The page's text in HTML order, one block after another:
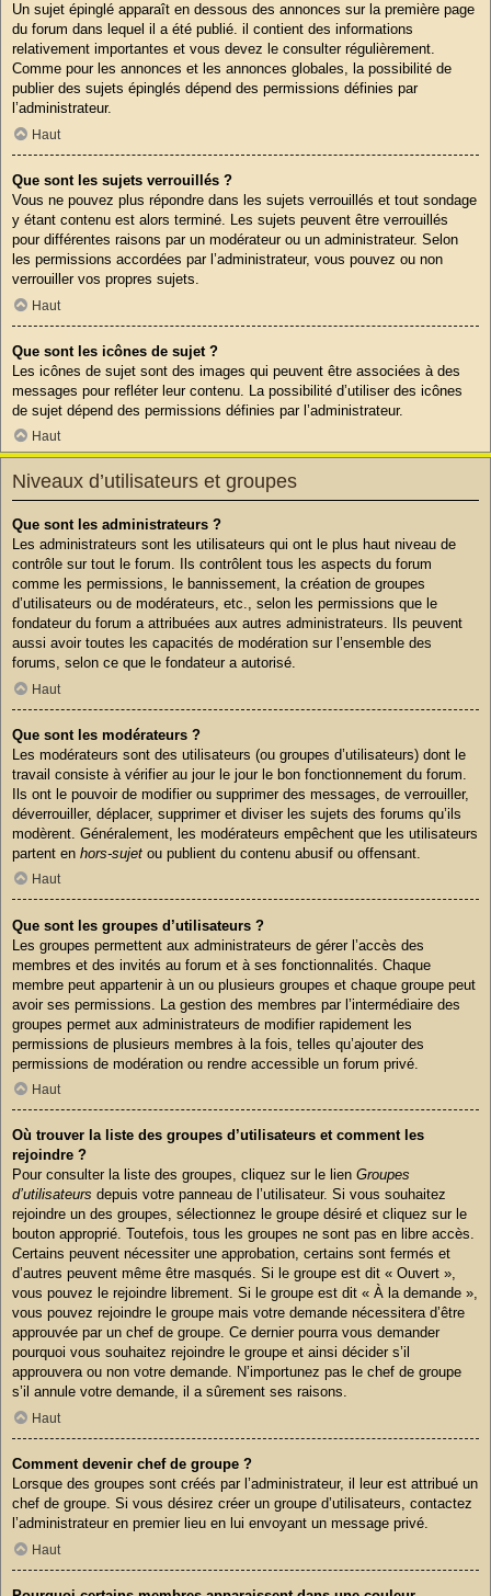
Un sujet épinglé apparaît en dessous des annonces sur la première page
du forum dans lequel il a été publié. il contient des informations
relativement importantes et vous devez le consulter régulièrement.
Comme pour les annonces et les annonces globales, la possibilité de
publier des sujets épinglés dépend des permissions définies par
l’administrateur.
Haut
Que sont les sujets verrouillés ?
Vous ne pouvez plus répondre dans les sujets verrouillés et tout sondage
y étant contenu est alors terminé. Les sujets peuvent être verrouillés
pour différentes raisons par un modérateur ou un administrateur. Selon
les permissions accordées par l’administrateur, vous pouvez ou non
verrouiller vos propres sujets.
Haut
Que sont les icônes de sujet ?
Les icônes de sujet sont des images qui peuvent être associées à des
messages pour refléter leur contenu. La possibilité d’utiliser des icônes
de sujet dépend des permissions définies par l’administrateur.
Haut
Niveaux d’utilisateurs et groupes
Que sont les administrateurs ?
Les administrateurs sont les utilisateurs qui ont le plus haut niveau de
contrôle sur tout le forum. Ils contrôlent tous les aspects du forum
comme les permissions, le bannissement, la création de groupes
d’utilisateurs ou de modérateurs, etc., selon les permissions que le
fondateur du forum a attribuées aux autres administrateurs. Ils peuvent
aussi avoir toutes les capacités de modération sur l’ensemble des
forums, selon ce que le fondateur a autorisé.
Haut
Que sont les modérateurs ?
Les modérateurs sont des utilisateurs (ou groupes d’utilisateurs) dont le
travail consiste à vérifier au jour le jour le bon fonctionnement du forum.
Ils ont le pouvoir de modifier ou supprimer des messages, de verrouiller,
déverrouiller, déplacer, supprimer et diviser les sujets des forums qu’ils
modèrent. Généralement, les modérateurs empêchent que les utilisateurs
partent en hors-sujet ou publient du contenu abusif ou offensant.
Haut
Que sont les groupes d’utilisateurs ?
Les groupes permettent aux administrateurs de gérer l’accès des
membres et des invités au forum et à ses fonctionnalités. Chaque
membre peut appartenir à un ou plusieurs groupes et chaque groupe peut
avoir ses permissions. La gestion des membres par l’intermédiaire des
groupes permet aux administrateurs de modifier rapidement les
permissions de plusieurs membres à la fois, telles qu’ajouter des
permissions de modération ou rendre accessible un forum privé.
Haut
Où trouver la liste des groupes d’utilisateurs et comment les
rejoindre ?
Pour consulter la liste des groupes, cliquez sur le lien Groupes
d’utilisateurs depuis votre panneau de l’utilisateur. Si vous souhaitez
rejoindre un des groupes, sélectionnez le groupe désiré et cliquez sur le
bouton approprié. Toutefois, tous les groupes ne sont pas en libre accès.
Certains peuvent nécessiter une approbation, certains sont fermés et
d’autres peuvent même être masqués. Si le groupe est dit « Ouvert »,
vous pouvez le rejoindre librement. Si le groupe est dit « À la demande »,
vous pouvez rejoindre le groupe mais votre demande nécessitera d’être
approuvée par un chef de groupe. Ce dernier pourra vous demander
pourquoi vous souhaitez rejoindre le groupe et ainsi décider s’il
approuvera ou non votre demande. N’importunez pas le chef de groupe
s’il annule votre demande, il a sûrement ses raisons.
Haut
Comment devenir chef de groupe ?
Lorsque des groupes sont créés par l’administrateur, il leur est attribué un
chef de groupe. Si vous désirez créer un groupe d’utilisateurs, contactez
l’administrateur en premier lieu en lui envoyant un message privé.
Haut